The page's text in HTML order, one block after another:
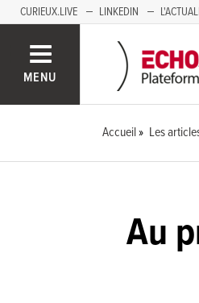
CURIEUX.LIVE LINKEDIN
MENU
Accueil Les
Au